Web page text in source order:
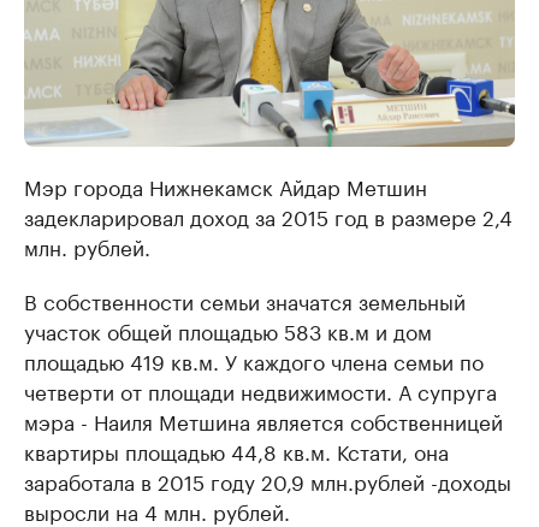
Мэр города Нижнекамск Айдар Метшин
задекларировал доход за 2015 год в размере 2,4
млн. рублей.
В собственности семьи значатся земельный
участок общей площадью 583 кв.м и дом
площадью 419 кв.м. У каждого члена семьи по
четверти от площади недвижимости. А супруга
мэра - Наиля Метшина является собственницей
квартиры площадью 44,8 кв.м. Кстати, она
заработала в 2015 году 20,9 млн.рублей -доходы
выросли на 4 млн. рублей.